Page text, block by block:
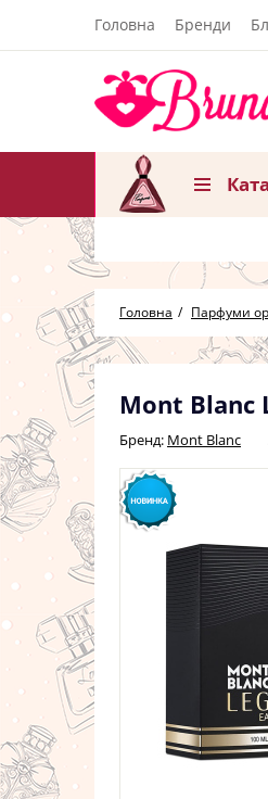
Головна Бренди
Головна Парфуми
Mont Blanc
Бренд: Mont Blanc